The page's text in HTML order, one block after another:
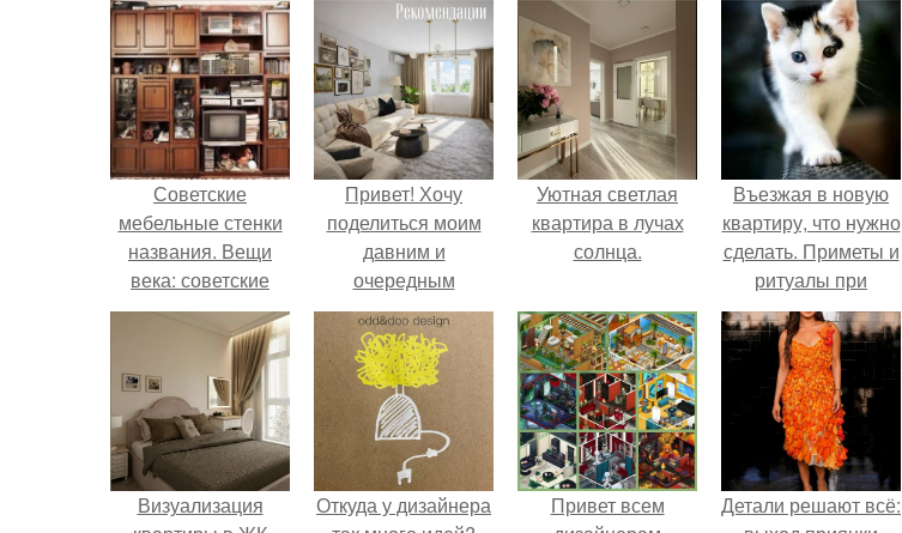
Советские
мебельные стенки
названия. Вещи
века: советские
стенки 80-х.
Привет! Хочу
поделиться моим
давним и
очередным
неопубликованным
проектом.
Уютная светлая
квартира в лучах
солнца.
Въезжая в новую
квартиру, что нужно
сделать. Приметы и
ритуалы при
новоселье
Визуализация
Откуда у дизайнера
Привет всем
Детали решают всё: